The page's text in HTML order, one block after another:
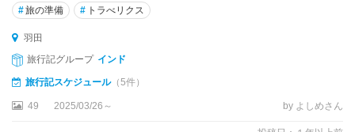
#旅の準備 # トラべリクス
羽田
旅行記グループ インド
旅行記スケジュール（5件）
49 2025/03/26～ by よしめさん